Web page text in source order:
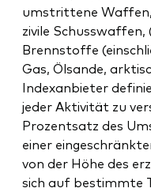
umstrittene
zivile Schusswaffen,
Brennstoffe
Gas, Ölsande,
Indexanbieter
jeder Aktivität zu
Prozentsatz des
einer
von der Höhe des
sich auf bestimmte